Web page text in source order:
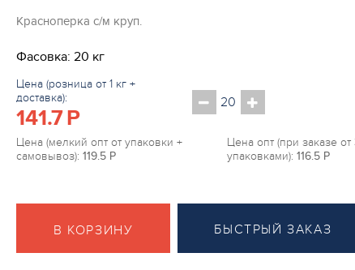
Красноперка с/м круп.
Фасовка: 20 кг
Цена (розница от 1 кг +
доставка):
141.7P
Цена (мелкий опт от упаковки +
самовывоз): 119.5 P
Цена опт (при заказе
упаковками): 116.5 P
В КОРЗИНУ БЫСТРЫЙ ЗАКАЗ